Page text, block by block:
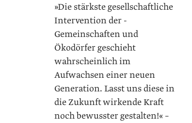
»Die stärkste gesellschaftliche
Intervention der ­
Gemeinschaften und
Ökodörfer geschieht
wahrscheinlich im
Aufwachsen ­einer neuen
Generation. Lasst uns diese in
die Zukunft wirkende Kraft
noch bewusster gestalten!« –